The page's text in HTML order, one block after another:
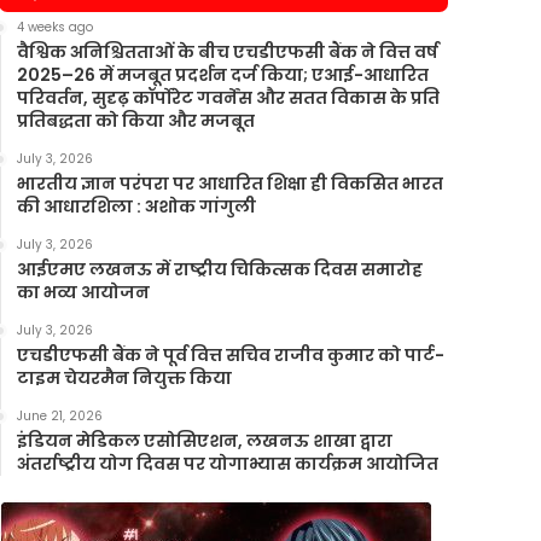
4 weeks ago
वैश्विक अनिश्चितताओं के बीच एचडीएफसी बैंक ने वित्त वर्ष
2025–26 में मजबूत प्रदर्शन दर्ज किया; एआई-आधारित
परिवर्तन, सुदृढ़ कॉर्पोरेट गवर्नेंस और सतत विकास के प्रति
प्रतिबद्धता को किया और मजबूत
July 3, 2026
भारतीय ज्ञान परंपरा पर आधारित शिक्षा ही विकसित भारत
की आधारशिला : अशोक गांगुली
July 3, 2026
आईएमए लखनऊ में राष्ट्रीय चिकित्सक दिवस समारोह
का भव्य आयोजन
July 3, 2026
एचडीएफसी बैंक ने पूर्व वित्त सचिव राजीव कुमार को पार्ट-
टाइम चेयरमैन नियुक्त किया
June 21, 2026
इंडियन मेडिकल एसोसिएशन, लखनऊ शाखा द्वारा
अंतर्राष्ट्रीय योग दिवस पर योगाभ्यास कार्यक्रम आयोजित